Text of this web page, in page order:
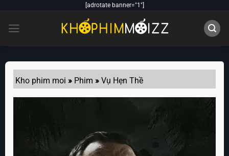
content
[adrotate banner="1"]
Kho phim moi » Phim »Vụ Hẹn Thề